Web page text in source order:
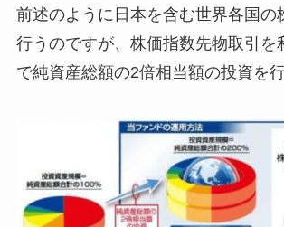
前述のように日本を含む世界各国の
行うのですが、株価指数先物取引を
で純資産総額の2倍相当額の投資を